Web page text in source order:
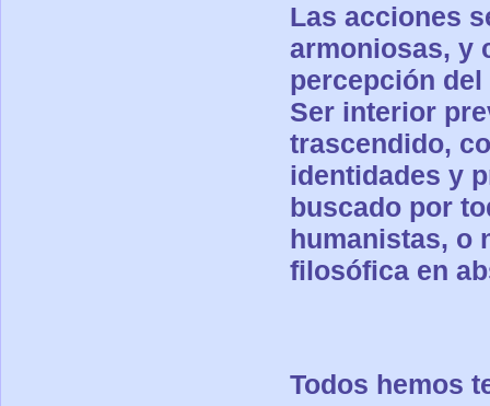
Las acciones
armoniosas, y
percepción
Ser interior
trascendido,
identidades y
buscado por
humanistas, o
filosófica en
Todos hemos